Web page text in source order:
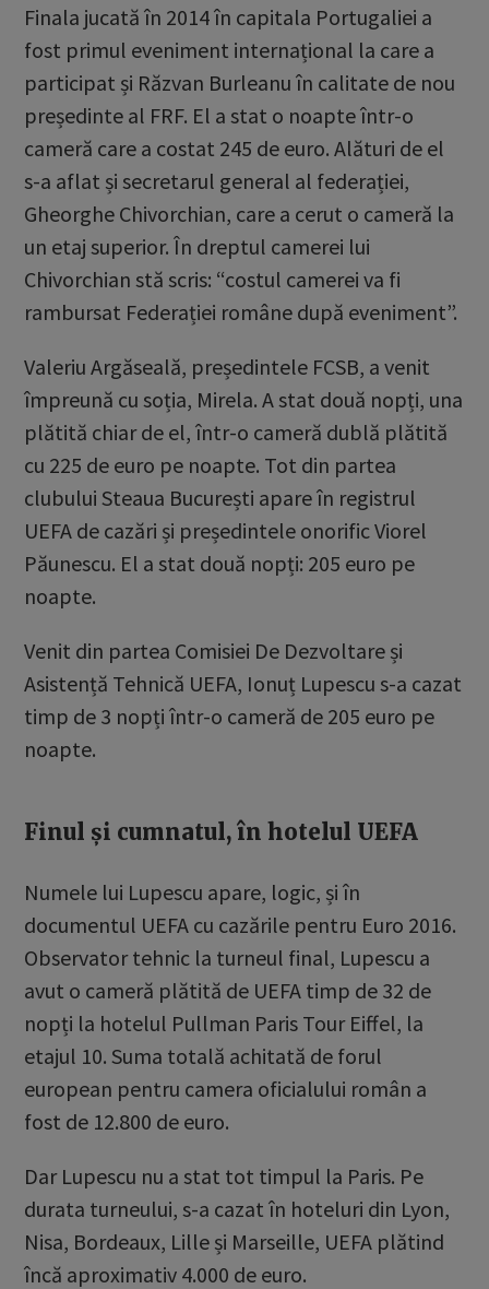
Finala jucată în 2014 în capitala Portugaliei a
fost primul eveniment internațional la care a
participat și Răzvan Burleanu în calitate de nou
președinte al FRF. El a stat o noapte într-o
cameră care a costat 245 de euro. Alături de el
s-a aflat și secretarul general al federației,
Gheorghe Chivorchian, care a cerut o cameră la
un etaj superior. În dreptul camerei lui
Chivorchian stă scris: “costul camerei va fi
rambursat Federației române după eveniment”.
Valeriu Argăseală, președintele FCSB, a venit
împreună cu soția, Mirela. A stat două nopți, una
plătită chiar de el, într-o cameră dublă plătită
cu 225 de euro pe noapte. Tot din partea
clubului Steaua București apare în registrul
UEFA de cazări și președintele onorific Viorel
Păunescu. El a stat două nopți: 205 euro pe
noapte.
Venit din partea Comisiei De Dezvoltare și
Asistență Tehnică UEFA, Ionuț Lupescu s-a cazat
timp de 3 nopți într-o cameră de 205 euro pe
noapte.
Finul și cumnatul, în hotelul UEFA
Numele lui Lupescu apare, logic, și în
documentul UEFA cu cazările pentru Euro 2016.
Observator tehnic la turneul final, Lupescu a
avut o cameră plătită de UEFA timp de 32 de
nopți la hotelul Pullman Paris Tour Eiffel, la
etajul 10. Suma totală achitată de forul
european pentru camera oficialului român a
fost de 12.800 de euro.
Dar Lupescu nu a stat tot timpul la Paris. Pe
durata turneului, s-a cazat în hoteluri din Lyon,
Nisa, Bordeaux, Lille și Marseille, UEFA plătind
încă aproximativ 4.000 de euro.